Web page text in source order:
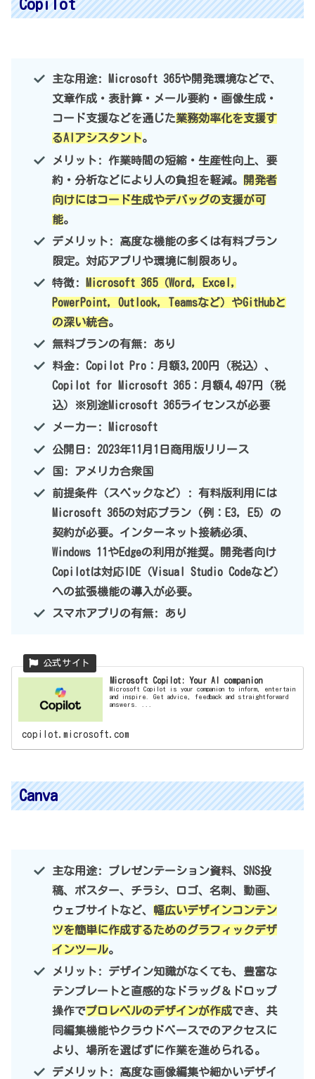
Copilot
主な用途: Microsoft 365や開発環境などで、
文章作成・表計算・メール要約・画像生成・
コード支援などを通じた業務効率化を支援す
るAIアシスタント。
メリット: 作業時間の短縮・生産性向上、要
約・分析などにより人の負担を軽減。
開発者
向けにはコード生成やデバッグの支援が可
能。
デメリット: 高度な機能の多くは有料プラン
限定。対応アプリや環境に制限あり。
特徴:
Microsoft 365（Word, Excel,
PowerPoint, Outlook, Teamsなど）やGitHubと
の深い統合。
無料プランの有無: あり
料金: Copilot Pro：月額3,200円（税込）、
Copilot for Microsoft 365：月額4,497円（税
込）※別途Microsoft 365ライセンスが必要
メーカー: Microsoft
公開日: 2023年11月1日商用版リリース
国: アメリカ合衆国
前提条件（スペックなど）: 有料版利用には
Microsoft 365の対応プラン（例：E3, E5）の
契約が必要。インターネット接続必須、
Windows 11やEdgeの利用が推奨。開発者向け
Copilotは対応IDE（Visual Studio Codeなど）
への拡張機能の導入が必要。
スマホアプリの有無: あり
Microsoft Copilot: Your AI companion
Microsoft Copilot is your companion to inform, entertain
and inspire. Get advice, feedback and straightforward
answers. ...
copilot.microsoft.com
Canva
主な用途: プレゼンテーション資料、SNS投
稿、ポスター、チラシ、ロゴ、名刺、動画、
ウェブサイトなど、 幅広いデザインコンテン
ツを簡単に作成するためのグラフィックデザ
インツール。
メリット: デザイン知識がなくても、豊富な
テンプレートと直感的なドラッグ＆ドロップ
操作でプロレベルのデザインが作成でき、共
同編集機能やクラウドベースでのアクセスに
より、場所を選ばずに作業を進められる。
デメリット: 高度な画像編集や細かいデザイ